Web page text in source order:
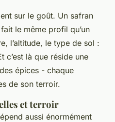
sur le goût. Un safran
le même profil qu’un
l’altitude, le type de sol :
c’est là que réside une
épices - chaque
de son terroir.
et terroir
aussi énormément